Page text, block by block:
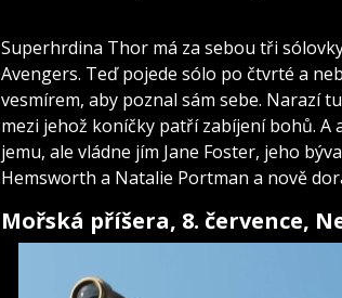
Superhrdina Thor má za sebou tři
Avengers. Teď pojede sólo po čtvrté a
vesmírem, aby poznal sám sebe. Narazí
mezi jehož koníčky patří zabíjení bohů.
jemu, ale vládne jím Jane Foster, jeho
Hemsworth a Natalie Portman a nově
Mořská příšera, 8. července,